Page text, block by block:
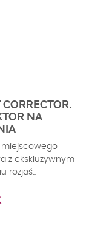
NA
z ekskluzywnym
rozjaś...